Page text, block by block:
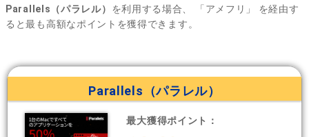
Parallels（パラレル） を利用する場合、 「アメフリ」
を経由す
ると最も高額なポイントを獲得できます。
Parallels（パラレル）
最大獲得ポイント：